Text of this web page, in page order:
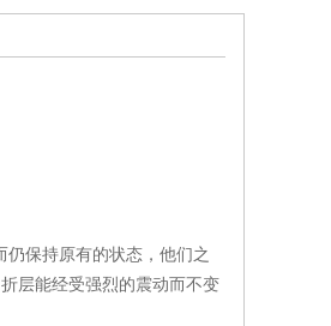
保持原有的状态，他们之
层能经受强烈的震动而不变